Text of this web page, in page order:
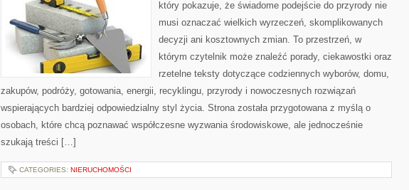
który pokazuje, że świadome podejście do przyrody nie
musi oznaczać wielkich wyrzeczeń, skomplikowanych
decyzji ani kosztownych zmian. To przestrzeń, w
którym czytelnik może znaleźć porady, ciekawostki oraz
rzetelne teksty dotyczące codziennych wyborów, domu,
zakupów, podróży, gotowania, energii, recyklingu, przyrody i nowoczesnych rozwiązań
wspierających bardziej odpowiedzialny styl życia. Strona została przygotowana z myślą o
osobach, które chcą poznawać współczesne wyzwania środowiskowe, ale jednocześnie
szukają treści […]
CATEGORIES: NIERUCHOMOŚCI